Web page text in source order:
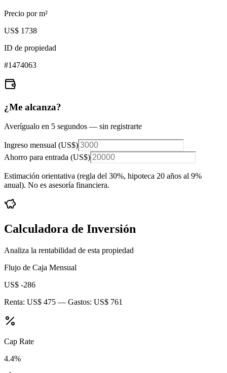
Precio por m²
US$ 1738
ID de propiedad
#1474063
¿Me alcanza?
Averígualo en 5 segundos — sin registrarte
Ingreso mensual (US$)
Ahorro para entrada (US$)
Estimación orientativa (regla del 30%, hipoteca 20 años al 9%
anual). No es asesoría financiera.
Calculadora de Inversión
Analiza la rentabilidad de esta propiedad
Flujo de Caja Mensual
US$ -286
Renta: US$ 475 — Gastos: US$ 761
Cap Rate
4.4%